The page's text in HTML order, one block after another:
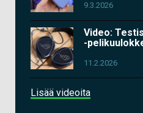
9.3.2026
Video:
-
11.2.2026
Lisää videoita